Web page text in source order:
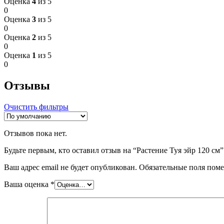
0
Оценка 3 из 5
0
Оценка 2 из 5
0
Оценка 1 из 5
0
Отзывы
Очистить фильтры
Отзывов пока нет.
Будьте первым, кто оставил отзыв на “Растение Туя эйр 120 см”
Ваш адрес email не будет опубликован. Обязательные поля
Ваша оценка *